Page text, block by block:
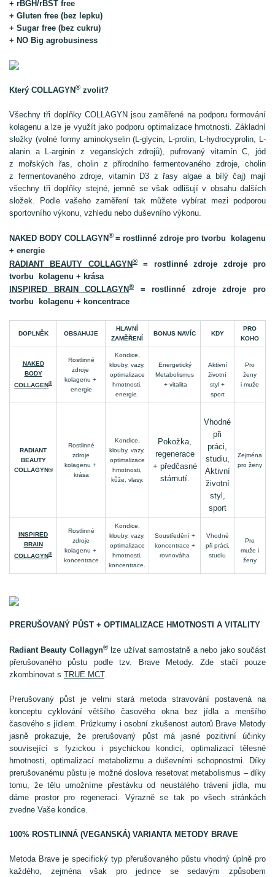
+ rBGH/rBST free
+ Gluten free (bez lepku)
+ Sugar free (bez cukru)
+ NO Big agrobusiness
Který COLLAGYN® zvolit?
Všechny tři doplňky COLLAGYN jsou zaměřené na podporu formování
kolagenu a lze je využít jako podporu optimalizace hmotnosti. Základní
složky (volné formy aminokyselin (L-glycin, L-prolin, L-hydrocyprolin, L-
alanin a L-arginin z veganských zdrojů), pufrovaný vitamín C, jód
z mořských řas, cholin z přírodního fermentovaného zdroje, cholin
z fermentovaného zdroje, vitamín D3 z řasy algae a bílý čaj) mají
všechny tři doplňky stejné, jemně se však odlišují v obsahu dalších
složek. Podle vašeho zaměření tak můžete vybírat mezi podporou
sportovního výkonu, vzhledu nebo duševního výkonu.
NAKED BODY COLLAGYN® = rostlinné zdroje pro tvorbu kolagenu
+ energie
RADIANT BEAUTY COLLAGYN®= rostlinné zdroje zdroje pro
tvorbu kolagenu + krása
INSPIRED BRAIN COLLAGYN®= rostlinné zdroje zdroje pro
tvorbu kolagenu + koncentrace
DOPLNĚK OBSAHUJE
HLAVNÍ
ZAMĚŘENÍ
BONUS NAVÍC KDY
PRO
KOHO
NAKED
BODY
COLLAGEN®
Rostlinné
zdroje
kolagenu +
energie
Kondice,
klouby, vazy,
optimalizace
hmotnosti,
energie.
Energetický
Metabolismus
+ vitalita
Aktivní
životní
styl +
sport
Pro
ženy
i muže
RADIANT
BEAUTY
COLLAGYN®
Rostlinné
zdroje
kolagenu +
krása
Kondice,
klouby, vazy,
optimalizace
hmotnosti,
kůže, vlasy.
Pokožka,
regenerace
+ předčasné
stárnutí.
Vhodné
při
práci,
studiu,
Aktivní
životní
styl,
sport
Zejména
pro ženy
INSPIRED
BRAIN
COLLAGYN®
Rostlinné
zdroje
kolagenu +
koncentrace
Kondice,
klouby, vazy,
optimalizace
hmotnosti,
koncentrace.
Soustředění +
koncentrace +
rovnováha
Vhodné
při práci,
studiu
Pro
muže i
ženy
PRERUŠOVANÝ PŮST + OPTIMALIZACE HMOTNOSTI A VITALITY
Radiant Beauty Collagyn®lze užívat samostatně a nebo jako součást
přerušovaného půstu podle tzv. Brave Metody. Zde stačí pouze
zkombinovat s TRUE MCT.
Prerušovaný půst je velmi stará metoda stravování postavená na
konceptu cyklování většího časového okna bez jídla a menšího
časového s jídlem. Průzkumy i osobní zkušenost autorů Brave Metody
jasně prokazuje, že prerušovaný půst má jasné pozitivní účinky
související s fyzickou i psychickou kondicí, optimalizací tělesné
hmotnosti, optimalizací metabolizmu a duševními schopnostmi. Díky
prerušovanému půstu je možné doslova resetovat metabolismus – díky
tomu, že tělu umožníme přestávku od neustálého trávení jídla, mu
dáme prostor pro regeneraci. Výrazně se tak po všech stránkách
zvedne Vaše kondice.
100% ROSTLINNÁ (VEGANSKÁ) VARIANTA METODY BRAVE
Metoda Brave je specifický typ přerušovaného půstu vhodný úplně pro
každého, zejména však pro jedince se sedavým způsobem